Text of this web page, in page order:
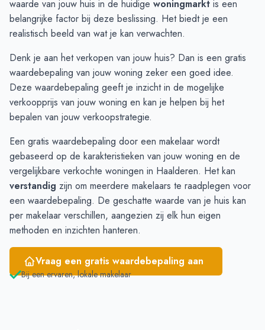
December
€ 421.250
€ 476.018
Januari
€ 376.000 -
Maart
€ 358.000 € 404.273
April
€ 365.000 € 379.011
Mei
€ 415.000
€ 355.166
Juni
€ 521.000 € 353.750
waarde van jouw huis in de huidige woningmarkt is een
belangrijke factor bij deze beslissing. Het biedt je een
realistisch beeld van wat je kan verwachten.
Denk je aan het verkopen van jouw huis? Dan is een gratis
waardebepaling van jouw woning zeker een goed idee.
Deze waardebepaling geeft je inzicht in de mogelijke
verkoopprijs van jouw woning en kan je helpen bij het
bepalen van jouw verkoopstrategie.
Een gratis waardebepaling door een makelaar wordt
gebaseerd op de karakteristieken van jouw woning en de
vergelijkbare verkochte woningen in Haalderen. Het kan
verstandig zijn om meerdere makelaars te raadplegen voor
een waardebepaling. De geschatte waarde van je huis kan
per makelaar verschillen, aangezien zij elk hun eigen
methoden en inzichten hanteren.
Vraag een gratis waardebepaling aan
Bij een ervaren, lokale makelaar